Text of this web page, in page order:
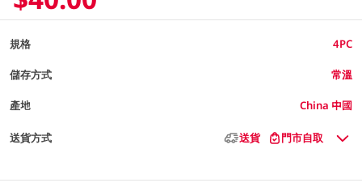
規格 4PC
儲存方式 常溫
產地 China 中國
送貨方式 送貨 門市自取